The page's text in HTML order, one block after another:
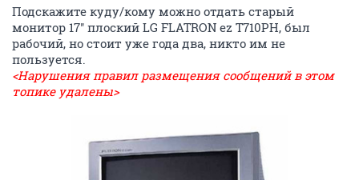
Подскажите куду/кому можно отдать старый
монитор 17'' плоский LG FLATRON ez T710РH, был
рабочий, но стоит уже года два, никто им не
пользуется.
<Нарушения правил размещения сообщений в этом
топике удалены>